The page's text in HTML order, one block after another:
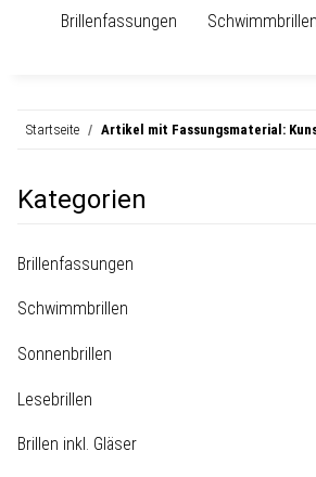
Brillenfassungen Schwimmbrillen
Startseite Artikel mit Fassungsmaterial:
Kategorien
Brillenfassungen
Schwimmbrillen
Sonnenbrillen
Lesebrillen
Brillen inkl. Gläser